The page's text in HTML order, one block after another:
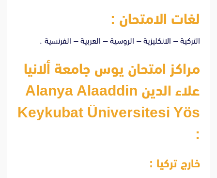
لغات الامتحان :
التركية – الانكليزية – الروسية – العربية – الفرنسية .
مراكز امتحان يوس جامعة ألانيا
علاء الدين Alanya Alaaddin
Keykubat Üniversitesi Yös
:
خارج تركيا :